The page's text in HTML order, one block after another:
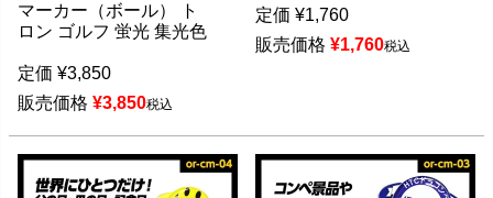
マーカー（ボール） ト
ロン ゴルフ 蛍光 集光色
定価 ¥3,850
販売価格 ¥3,850税込
定価 ¥1,760
販売価格 ¥1,760税込